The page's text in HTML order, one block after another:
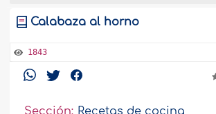
Calabaza al horno
1843
Sección: Recetas de cocina